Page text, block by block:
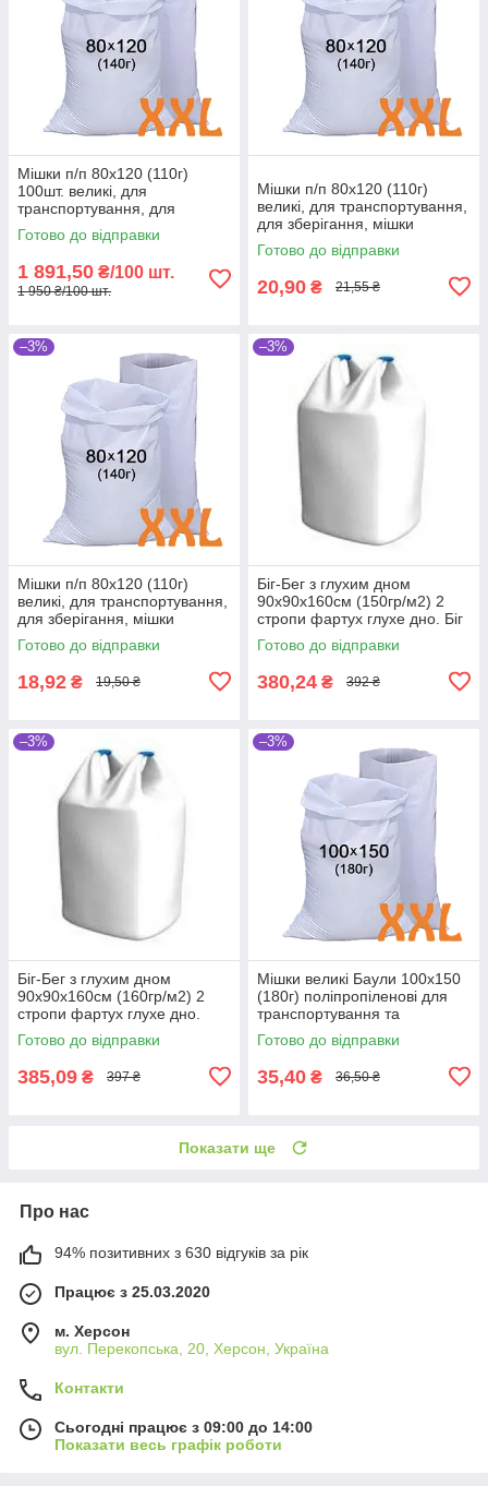
Мішки п/п 80x120 (110г)
100шт. великі, для
транспортування, для
зберігання, мішки
господарські, поліпропілен
Готово до відправки
1 891,50 ₴/100 шт.
1 950 ₴/100 шт.
Мішки п/п 80x120 (110г)
великі, для транспортування,
для зберігання, мішки
господарські, поліпропілен
Готово до відправки
20,90 ₴ 21,55 ₴
–3%
Мішки п/п 80x120 (110г)
великі, для транспортування,
для зберігання, мішки
господарські, поліпропілен
Готово до відправки
18,92 ₴ 19,50 ₴
–3%
Біг-Бег з глухим дном
90х90х160см (150гр/м2) 2
стропи фартух глухе дно. Біг
бег чотиристропний МКР
Готово до відправки
380,24 ₴ 392 ₴
–3%
Біг-Бег з глухим дном
90х90х160см (160гр/м2) 2
стропи фартух глухе дно.
Великі мішки МКР
поліпропіленові.
Готово до відправки
385,09 ₴ 397 ₴
–3%
Мішки великі Баули 100x150
(180г) поліпропіленові для
транспортування та
зберігання
Готово до відправки
35,40 ₴ 36,50 ₴
Показати ще
Про нас
94% позитивних з 630 відгуків за рік
Працює з 25.03.2020
м. Херсон
вул. Перекопська, 20, Херсон, Україна
Контакти
Сьогодні працює з 09:00 до 14:00
Показати весь графік роботи